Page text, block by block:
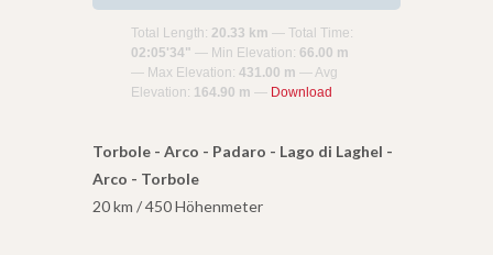
Total Length: 20.33 km
Total Time:
02:05'34"
Min Elevation: 66.00 m
Max Elevation: 431.00 m
Avg
Elevation: 164.90 m Download
Torbole - Arco - Padaro - Lago di Laghel -
Arco - Torbole
20 km / 450 Höhenmeter